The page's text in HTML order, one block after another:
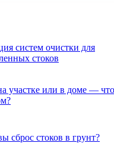
систем очистки для
стоков
участке или в доме — что
сброс стоков в грунт?